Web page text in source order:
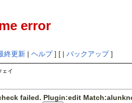
error
終更新| ヘルプ] [ | バックアップ]
ェイ
failed. Plugin:edit